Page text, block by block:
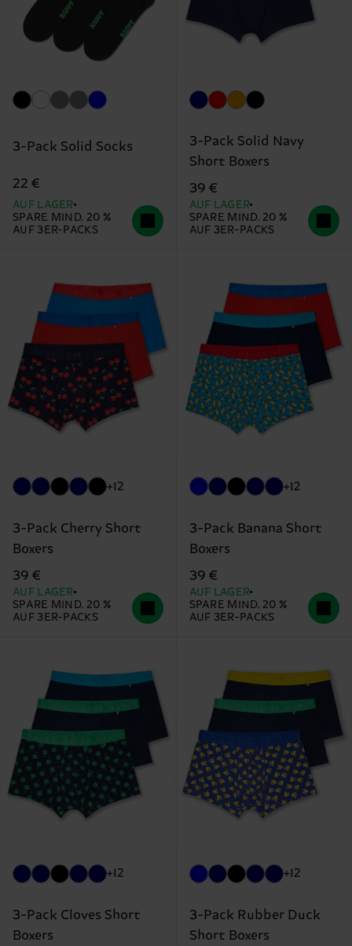
3-Pack Solid Socks
22 €
AUF LAGER
SPARE MIND. 20 %
AUF 3ER-PACKS
3-Pack Solid Navy
Short Boxers
39 €
AUF LAGER
SPARE MIND. 20 %
AUF 3ER-PACKS
+12
3-Pack Cherry Short
Boxers
39 €
AUF LAGER
SPARE MIND. 20 %
AUF 3ER-PACKS
+12
3-Pack Banana Short
Boxers
39 €
AUF LAGER
SPARE MIND. 20 %
AUF 3ER-PACKS
+12
3-Pack Cloves Short
Boxers
+12
3-Pack Rubber Duck
Short Boxers